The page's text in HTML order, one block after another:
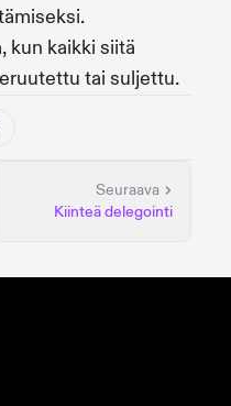
kun kaikki siitä
tai suljettu.
Seuraava
Kiinteä delegointi